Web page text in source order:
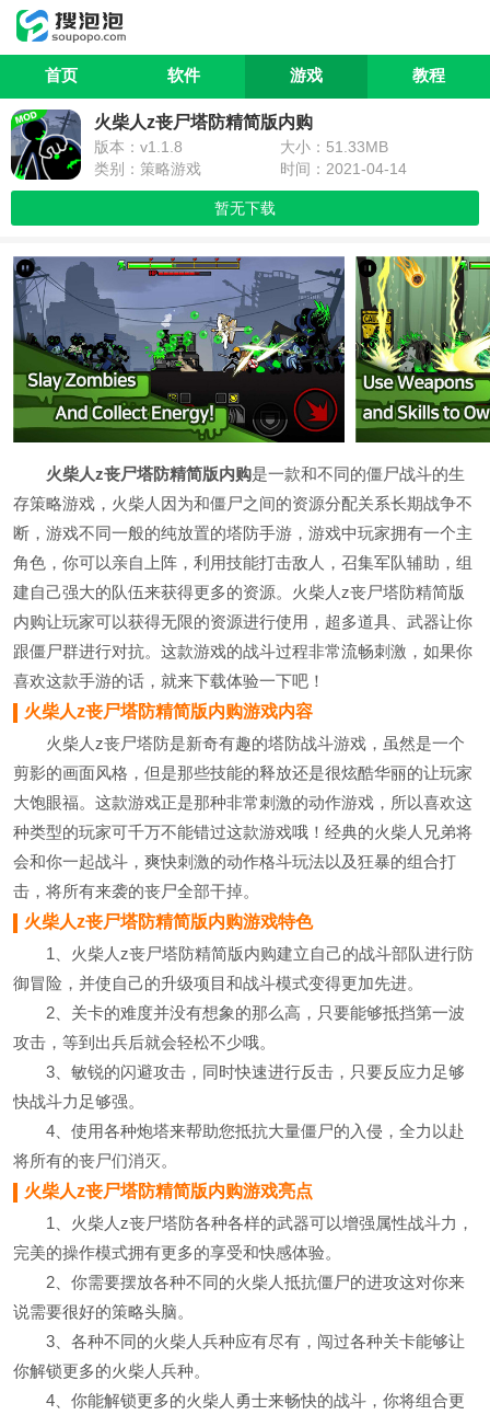
首页 软件 游戏 教程
火柴人z丧尸塔防精简版内购
版本：v1.1.8
大小：51.33MB
类别：策略游戏
时间：2021-04-14
暂无下载
火柴人z丧尸塔防精简版内购是一款和不同的僵尸战斗的生
存策略游戏，火柴人因为和僵尸之间的资源分配关系长期战争不
断，游戏不同一般的纯放置的塔防手游，游戏中玩家拥有一个主
角色，你可以亲自上阵，利用技能打击敌人，召集军队辅助，组
建自己强大的队伍来获得更多的资源。火柴人z丧尸塔防精简版
内购让玩家可以获得无限的资源进行使用，超多道具、武器让你
跟僵尸群进行对抗。这款游戏的战斗过程非常流畅刺激，如果你
喜欢这款手游的话，就来下载体验一下吧！
火柴人z丧尸塔防精简版内购游戏内容
火柴人z丧尸塔防是新奇有趣的塔防战斗游戏，虽然是一个
剪影的画面风格，但是那些技能的释放还是很炫酷华丽的让玩家
大饱眼福。这款游戏正是那种非常刺激的动作游戏，所以喜欢这
种类型的玩家可千万不能错过这款游戏哦！经典的火柴人兄弟将
会和你一起战斗，爽快刺激的动作格斗玩法以及狂暴的组合打
击，将所有来袭的丧尸全部干掉。
火柴人z丧尸塔防精简版内购游戏特色
1、火柴人z丧尸塔防精简版内购建立自己的战斗部队进行防
御冒险，并使自己的升级项目和战斗模式变得更加先进。
2、关卡的难度并没有想象的那么高，只要能够抵挡第一波
攻击，等到出兵后就会轻松不少哦。
3、敏锐的闪避攻击，同时快速进行反击，只要反应力足够
快战斗力足够强。
4、使用各种炮塔来帮助您抵抗大量僵尸的入侵，全力以赴
将所有的丧尸们消灭。
火柴人z丧尸塔防精简版内购游戏亮点
1、火柴人z丧尸塔防各种各样的武器可以增强属性战斗力，
完美的操作模式拥有更多的享受和快感体验。
2、你需要摆放各种不同的火柴人抵抗僵尸的进攻这对你来
说需要很好的策略头脑。
3、各种不同的火柴人兵种应有尽有，闯过各种关卡能够让
你解锁更多的火柴人兵种。
4、你能解锁更多的火柴人勇士来畅快的战斗，你将组合更